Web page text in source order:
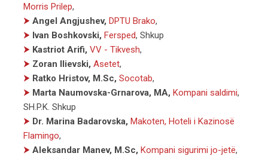
Morris Prilep,
⮞ Angel Angjushev, DPTU Brako,
⮞ Ivan Boshkovski, Fersped, Shkup
⮞ Kastriot Arifi, VV - Tikvesh,
⮞ Zoran Ilievski, Asetet,
⮞ Ratko Hristov, M.Sc, Socotab,
⮞ Marta Naumovska-Grnarova, MA, Kompani saldimi,
SH.P.K. Shkup
⮞ Dr. Marina Badarovska, Makoten, Hoteli i Kazinosë
Flamingo,
⮞ Aleksandar Manev, M.Sc, Kompani sigurimi jo-jetë,